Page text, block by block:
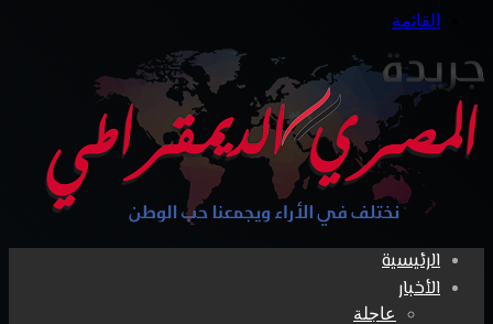
القائمة
الرئيسية
الأخبار
عاجلة